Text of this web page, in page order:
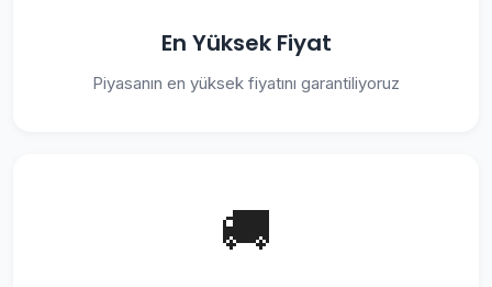
En Yüksek Fiyat
Piyasanın en yüksek fiyatını garantiliyoruz
🚚